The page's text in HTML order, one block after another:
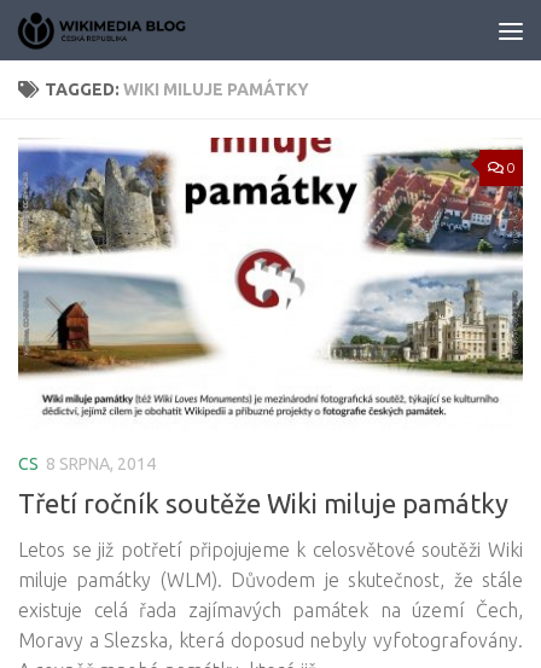
Skip to content
TAGGED: WIKI MILUJE PAMÁTKY
0
CS 8 SRPNA, 2014
Třetí ročník soutěže Wiki miluje památky
Letos se již potřetí připojujeme k celosvětové soutěži Wiki
miluje památky (WLM). Důvodem je skutečnost, že stále
existuje celá řada zajímavých památek na území Čech,
Moravy a Slezska, která doposud nebyly vyfotografovány.